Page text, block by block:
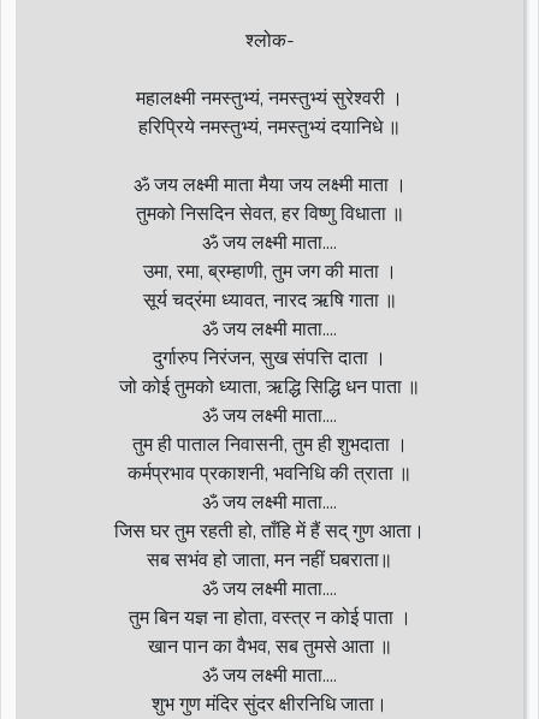
श्लोक-
महालक्ष्मी नमस्तुभ्यं, नमस्तुभ्यं सुरेश्वरी ।
हरिप्रिये नमस्तुभ्यं, नमस्तुभ्यं दयानिधे ॥
ॐ जय लक्ष्मी माता मैया जय लक्ष्मी माता ।
तुमको निसदिन सेवत, हर विष्णु विधाता ॥
ॐ जय लक्ष्मी माता....
उमा, रमा, ब्रम्हाणी, तुम जग की माता ।
सूर्य चद्रंमा ध्यावत, नारद ऋषि गाता ॥
ॐ जय लक्ष्मी माता....
दुर्गारुप निरंजन, सुख संपत्ति दाता ।
जो कोई तुमको ध्याता, ऋद्धि सिद्धि धन पाता ॥
ॐ जय लक्ष्मी माता....
तुम ही पाताल निवासनी, तुम ही शुभदाता ।
कर्मप्रभाव प्रकाशनी, भवनिधि की त्राता ॥
ॐ जय लक्ष्मी माता....
जिस घर तुम रहती हो, ताँहि में हैं सद् गुण आता।
सब सभंव हो जाता, मन नहीं घबराता॥
ॐ जय लक्ष्मी माता....
तुम बिन यज्ञ ना होता, वस्त्र न कोई पाता ।
खान पान का वैभव, सब तुमसे आता ॥
ॐ जय लक्ष्मी माता....
शुभ गुण मंदिर सुंदर क्षीरनिधि जाता।